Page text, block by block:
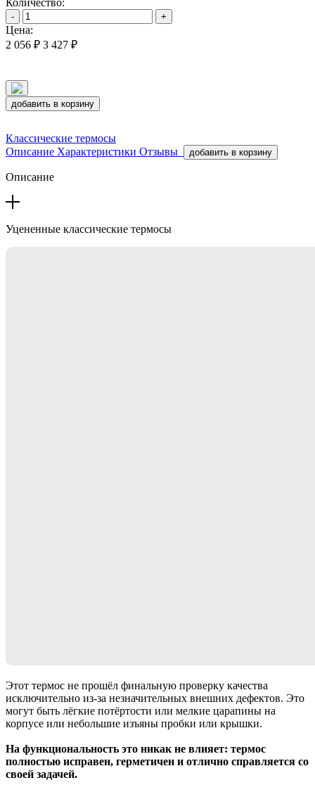
- +
Цена:
2 056 ₽ 3 427 ₽
добавить в корзину
Классические термосы
Описание Характеристики Отзывы добавить в корзину
Описание
Уцененные классические термосы
Этот термос не прошёл финальную проверку качества
исключительно из-за незначительных внешних дефектов. Это
могут быть лёгкие потёртости или мелкие царапины на
корпусе или небольшие изъяны пробки или крышки.
На функциональность это никак не влияет: термос
полностью исправен, герметичен и отлично справляется со
своей задачей.